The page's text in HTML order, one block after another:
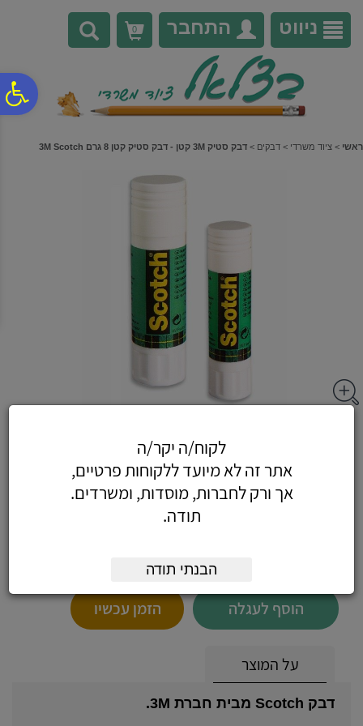
נגישות
אתר
המרכזי
ניווט התחבר 0
ראשי > ציוד משרדי > דבקים > דבק סטיק 3M קטן - דבק סטיק קטן 8 גרם 3M Scotch
Scotch
הוסף לעגלה הזמן עכשיו
על המוצר
דבק Scotch מבית חברת 3M.
לקוח/ה יקר/ה
אתר זה לא מיועד ללקוחות פרטיים,
אך ורק לחברות, מוסדות, ומשרדים.
תודה.
הבנתי תודה